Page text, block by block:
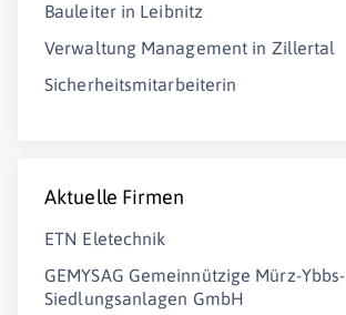
Bauleiter in Leibnitz
Verwaltung Management in Zillertal
Sicherheitsmitarbeiterin
Aktuelle Firmen
ETN Eletechnik
GEMYSAG Gemeinnützige Mürz-Ybbs-
Siedlungsanlagen GmbH